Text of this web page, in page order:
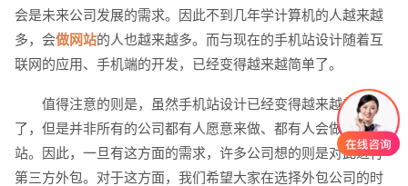
会是未来公司发展的需求。因此不到几年学计算机的人越来越
多，会做网站的人也越来越多。而与现在的手机站设计随着互
联网的应用、手机端的开发，已经变得越来越简单了。
值得注意的则是，虽然手机站设计已经变得越来越普及
了，但是并非所有的公司都有人愿意来做、都有人会做手机
站。因此，一旦有这方面的需求，许多公司想的则是对此进行
第三方外包。对于这方面，我们希望大家在选择外包公司的时